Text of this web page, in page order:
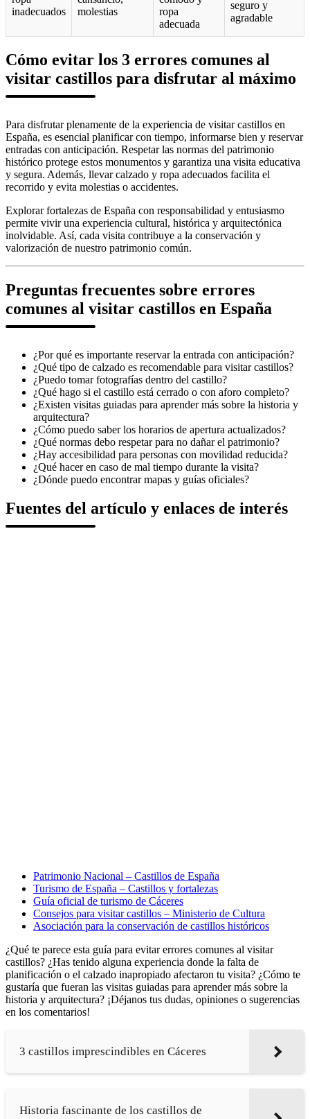
inadecuados
molestias
ropa
adecuada
seguro y
agradable
Cómo evitar los 3 errores comunes al
visitar castillos para disfrutar al máximo
Para disfrutar plenamente de la experiencia de visitar castillos en
España, es esencial planificar con tiempo, informarse bien y reservar
entradas con anticipación. Respetar las normas del patrimonio
histórico protege estos monumentos y garantiza una visita educativa
y segura. Además, llevar calzado y ropa adecuados facilita el
recorrido y evita molestias o accidentes.
Explorar fortalezas de España con responsabilidad y entusiasmo
permite vivir una experiencia cultural, histórica y arquitectónica
inolvidable. Así, cada visita contribuye a la conservación y
valorización de nuestro patrimonio común.
Preguntas frecuentes sobre errores
comunes al visitar castillos en España
¿Por qué es importante reservar la entrada con anticipación?
¿Qué tipo de calzado es recomendable para visitar castillos?
¿Puedo tomar fotografías dentro del castillo?
¿Qué hago si el castillo está cerrado o con aforo completo?
¿Existen visitas guiadas para aprender más sobre la historia y
arquitectura?
¿Cómo puedo saber los horarios de apertura actualizados?
¿Qué normas debo respetar para no dañar el patrimonio?
¿Hay accesibilidad para personas con movilidad reducida?
¿Qué hacer en caso de mal tiempo durante la visita?
¿Dónde puedo encontrar mapas y guías oficiales?
Fuentes del artículo y enlaces de interés
Patrimonio Nacional – Castillos de España
Turismo de España – Castillos y fortalezas
Guía oficial de turismo de Cáceres
Consejos para visitar castillos – Ministerio de Cultura
Asociación para la conservación de castillos históricos
¿Qué te parece esta guía para evitar errores comunes al visitar
castillos? ¿Has tenido alguna experiencia donde la falta de
planificación o el calzado inapropiado afectaron tu visita? ¿Cómo te
gustaría que fueran las visitas guiadas para aprender más sobre la
historia y arquitectura? ¡Déjanos tus dudas, opiniones o sugerencias
en los comentarios!
3 castillos imprescindibles en Cáceres
Historia fascinante de los castillos de